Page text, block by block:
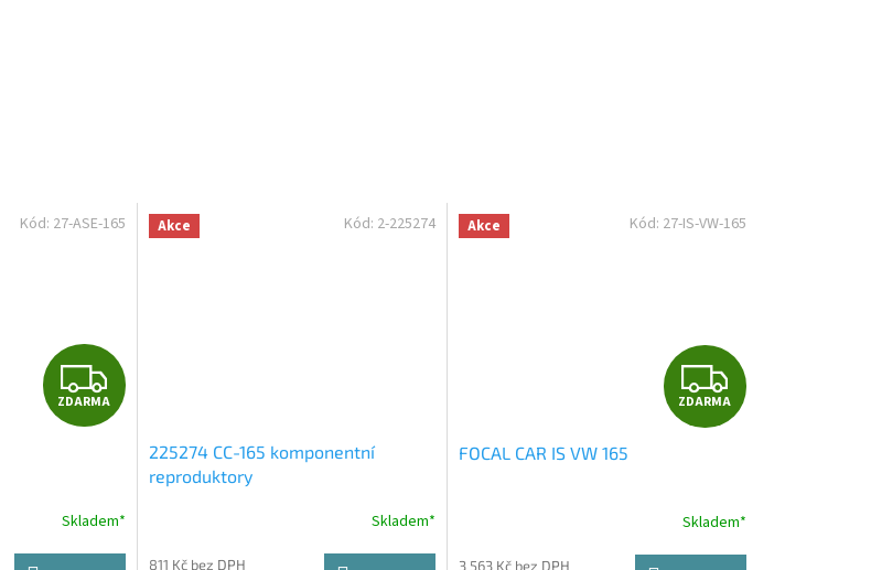
Z
D
R
ZDARMA
Skladem*
Kód: 27-ASE-165 Akce
225274 CC-165 komponentní
reproduktory
Skladem*
811 Kč bez DPH
Kód: 2-225274 Akce
Z
D
R
ZDARMA
FOCAL CAR IS VW 165
Skladem*
3 563 Kč bez DPH
Kód: 27-IS-VW-165